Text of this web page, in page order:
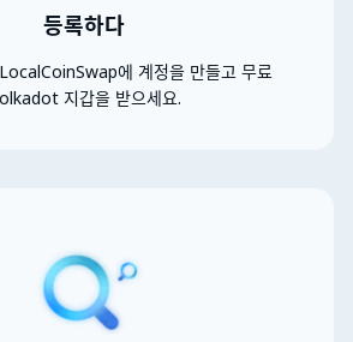
등록하다
에 계정을 만들고 무료
지갑을 받으세요.